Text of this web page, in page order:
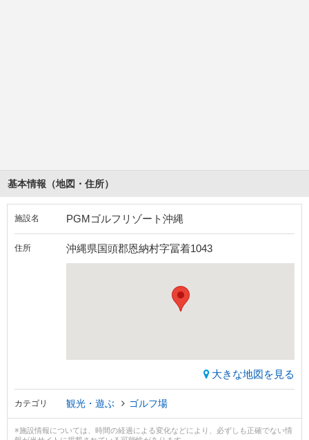
基本情報（地図・住所）
施設名 PGMゴルフリゾート沖縄
住所 沖縄県国頭郡恩納村字冨着1043
大きな地図を見る
カテゴリ 観光・遊ぶ ゴルフ場
※施設情報については、時間の経過による変化などにより、必ずしも正確でない情